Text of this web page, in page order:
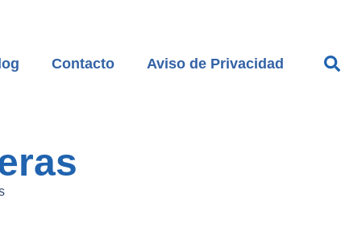
Contacto Aviso de Privacidad